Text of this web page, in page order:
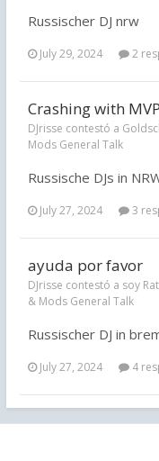
Russischer DJ nrw
July 29, 2024 2
Crashing with
DJrisse contestó a
Mods General Talk
Russische DJs in
July 27, 2024 3
ayuda por favor
DJrisse contestó a soy
& Mods General Talk
Russischer DJ in
July 27, 2024 4